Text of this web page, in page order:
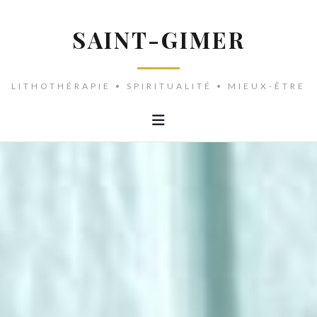
SAINT-GIMER
LITHOTHÉRAPIE • SPIRITUALITÉ • MIEUX-ÊTRE